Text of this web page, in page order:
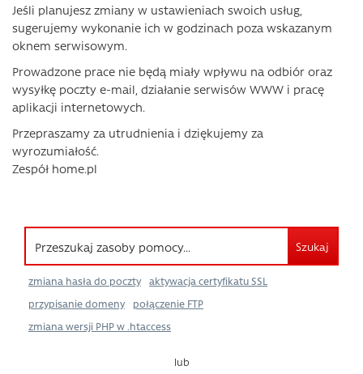
Jeśli planujesz zmiany w ustawieniach swoich usług,
sugerujemy wykonanie ich w godzinach poza wskazanym
oknem serwisowym.
Prowadzone prace nie będą miały wpływu na odbiór oraz
wysyłkę poczty e-mail, działanie serwisów WWW i pracę
aplikacji internetowych.
Przepraszamy za utrudnienia i dziękujemy za
wyrozumiałość.
Zespół home.pl
Szukaj
zmiana hasła do poczty
aktywacja certyfikatu SSL
przypisanie domeny
połączenie FTP
zmiana wersji PHP w .htaccess
lub